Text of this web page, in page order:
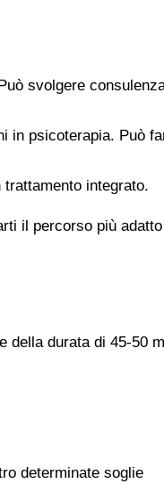
svolgere
in psicoterapia. Può
integrato.
il percorso più
della durata di 45-50
determinate soglie